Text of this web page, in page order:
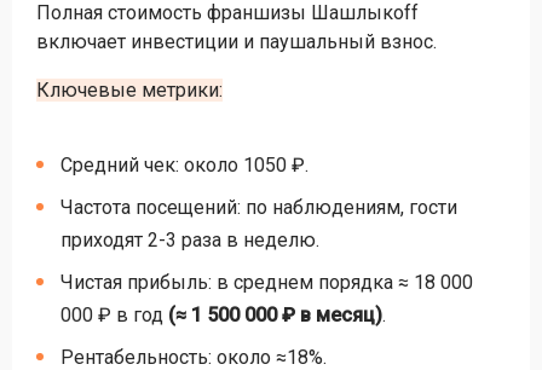
Полная стоимость франшизы Шашлыкоff
включает инвестиции и паушальный взнос.
Ключевые метрики:
Средний чек: около 1050 ₽.
Частота посещений: по наблюдениям, гости
приходят 2-3 раза в неделю.
Чистая прибыль: в среднем порядка ≈ 18 000
000 ₽ в год (≈ 1 500 000 ₽ в месяц).
Рентабельность: около ≈18%.